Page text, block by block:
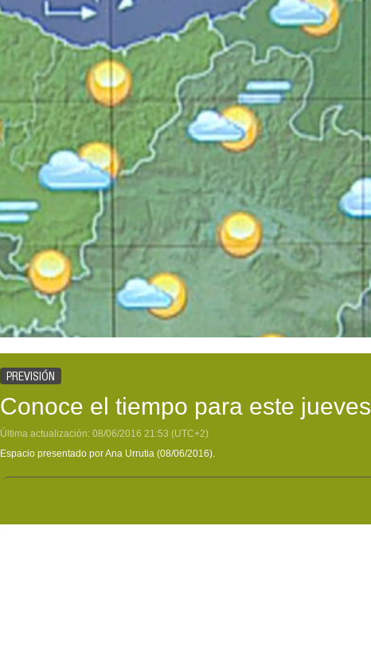
PREVISIÓN
Conoce el tiempo para este jueves
Última actualización: 08/06/2016 21:53 (UTC+2)
Espacio presentado por Ana Urrutia (08/06/2016).